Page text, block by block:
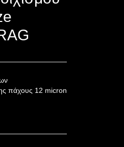
πάχους 12 micron